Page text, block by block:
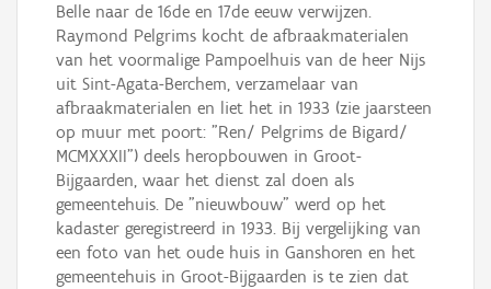
Belle naar de 16de en 17de eeuw verwijzen.
Raymond Pelgrims kocht de afbraakmaterialen
van het voormalige Pampoelhuis van de heer Nijs
uit Sint-Agata-Berchem, verzamelaar van
afbraakmaterialen en liet het in 1933 (zie jaarsteen
op muur met poort: "Ren/ Pelgrims de Bigard/
MCMXXXII") deels heropbouwen in Groot-
Bijgaarden, waar het dienst zal doen als
gemeentehuis. De "nieuwbouw" werd op het
kadaster geregistreerd in 1933. Bij vergelijking van
een foto van het oude huis in Ganshoren en het
gemeentehuis in Groot-Bijgaarden is te zien dat